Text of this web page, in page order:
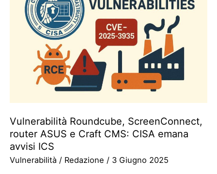
Vulnerabilità Roundcube, ScreenConnect,
router ASUS e Craft CMS: CISA emana
avvisi ICS
Vulnerabilità / Redazione / 3 Giugno 2025